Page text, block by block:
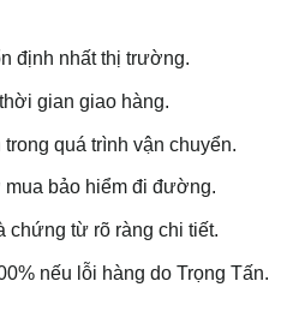
định nhất thị trường.
gian giao hàng.
quá trình vận chuyển.
bảo hiểm đi đường.
chứng từ rõ ràng chi tiết.
nếu lỗi hàng do Trọng Tấn.